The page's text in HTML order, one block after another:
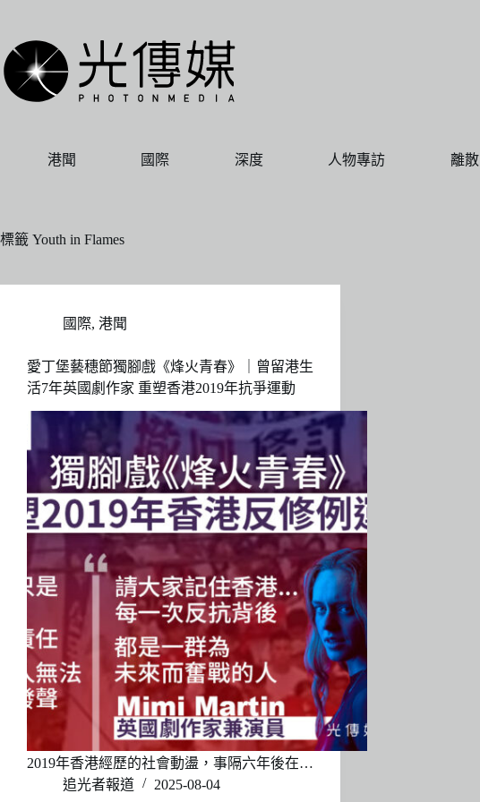
主
要
內
港聞 國際 深度 人物專訪 離散
標籤 Youth in Flames
國際, 港聞
愛丁堡藝穗節獨腳戲《烽火青春》｜曾留港生
活7年英國劇作家 重塑香港2019年抗爭運動
2019年香港經歷的社會動盪，事隔六年後在…
追光者報道
2025-08-04